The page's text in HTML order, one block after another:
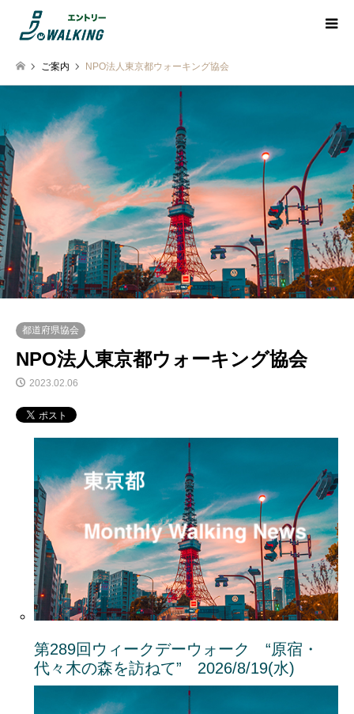
ご案内 NPO法人東京都ウォーキング協会
都道府県協会
NPO法人東京都ウォーキング協会
2023.02.06
第289回ウィークデーウォーク “原宿・
代々木の森を訪ねて” 2026/8/19(水)